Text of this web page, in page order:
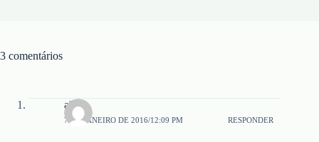
3 comentários
alex
7 DE JANEIRO DE 2016/12:09 PM RESPONDER